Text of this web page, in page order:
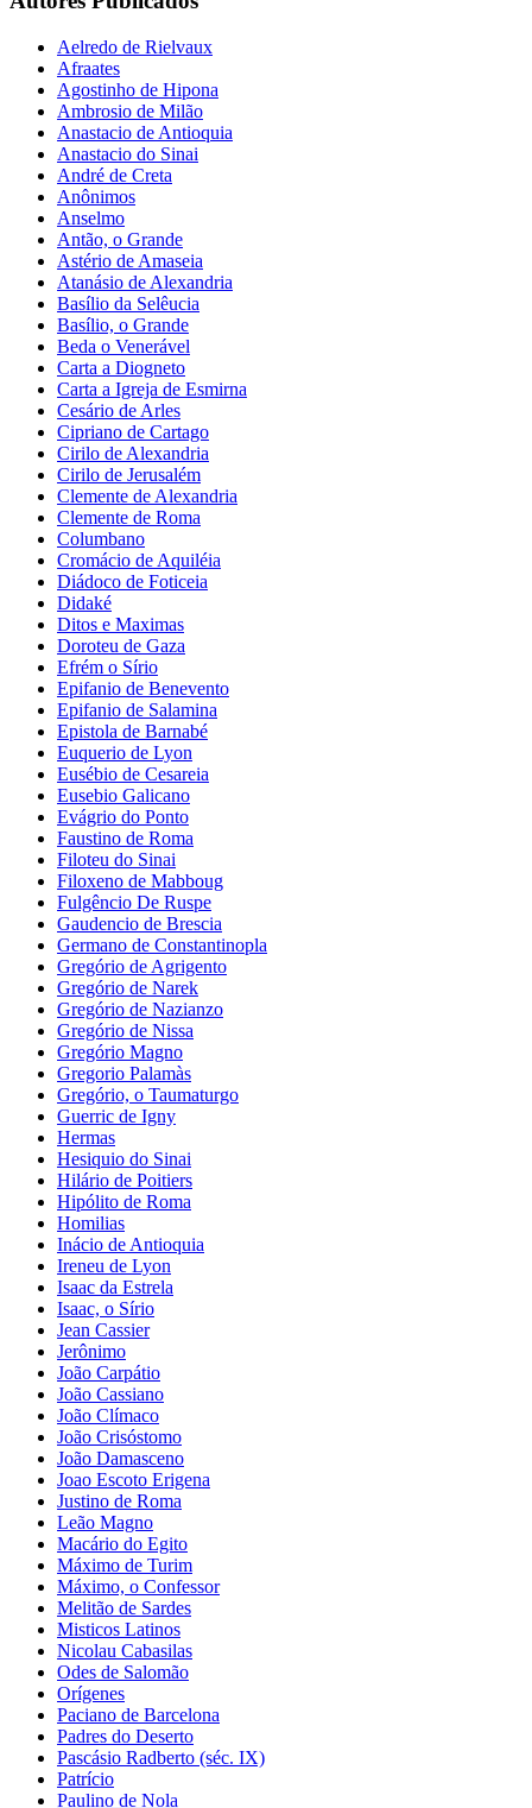
Aelredo de Rielvaux
Afraates
Agostinho de Hipona
Ambrosio de Milão
Anastacio de Antioquia
Anastacio do Sinai
André de Creta
Anônimos
Anselmo
Antão, o Grande
Astério de Amaseia
Atanásio de Alexandria
Basílio da Selêucia
Basílio, o Grande
Beda o Venerável
Carta a Diogneto
Carta a Igreja de Esmirna
Cesário de Arles
Cipriano de Cartago
Cirilo de Alexandria
Cirilo de Jerusalém
Clemente de Alexandria
Clemente de Roma
Columbano
Cromácio de Aquiléia
Diádoco de Foticeia
Didaké
Ditos e Maximas
Doroteu de Gaza
Efrém o Sírio
Epifanio de Benevento
Epifanio de Salamina
Epistola de Barnabé
Euquerio de Lyon
Eusébio de Cesareia
Eusebio Galicano
Evágrio do Ponto
Faustino de Roma
Filoteu do Sinai
Filoxeno de Mabboug
Fulgêncio De Ruspe
Gaudencio de Brescia
Germano de Constantinopla
Gregório de Agrigento
Gregório de Narek
Gregório de Nazianzo
Gregório de Nissa
Gregório Magno
Gregorio Palamàs
Gregório, o Taumaturgo
Guerric de Igny
Hermas
Hesiquio do Sinai
Hilário de Poitiers
Hipólito de Roma
Homilias
Inácio de Antioquia
Ireneu de Lyon
Isaac da Estrela
Isaac, o Sírio
Jean Cassier
Jerônimo
João Carpátio
João Cassiano
João Clímaco
João Crisóstomo
João Damasceno
Joao Escoto Erigena
Justino de Roma
Leão Magno
Macário do Egito
Máximo de Turim
Máximo, o Confessor
Melitão de Sardes
Misticos Latinos
Nicolau Cabasilas
Odes de Salomão
Orígenes
Paciano de Barcelona
Padres do Deserto
Pascásio Radberto (séc. IX)
Patrício
Paulino de Nola